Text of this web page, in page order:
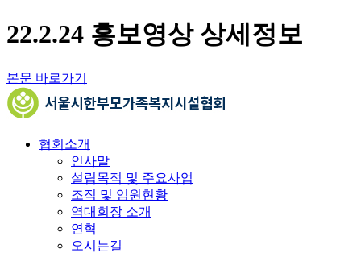
22.2.24 홍보영상 상세정보
본문 바로가기
협회소개
인사말
설립목적 및 주요사업
조직 및 임원현황
역대회장 소개
연혁
오시는길